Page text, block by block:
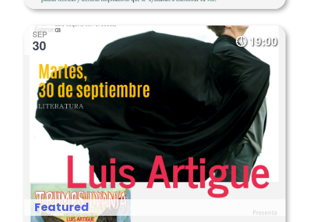
SEP
30 19:00
Featured